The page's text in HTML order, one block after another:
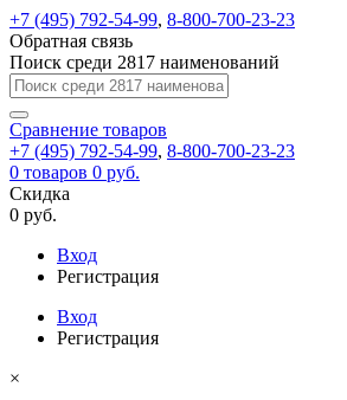
+7 (495) 792-54-99, 8-800-700-23-23
Обратная связь
Поиск среди 2817 наименований
Сравнение товаров
+7 (495) 792-54-99, 8-800-700-23-23
0 товаров 0 руб.
Скидка
0 руб.
Вход
Регистрация
Вход
Регистрация
×